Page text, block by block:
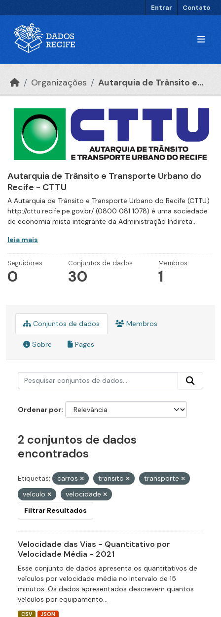
Entrar Contato
Organizações Autarquia de Trânsito e...
Autarquia de Trânsito e Transporte Urbano do
Recife - CTTU
A Autarquia de Trânsito e Transporte Urbano do Recife (CTTU)
http://cttu.recife.pe.gov.br/ (0800 081 1078) é uma sociedade
de economia mista integrante da Administração Indireta...
leia mais
Seguidores
0
Conjuntos de dados
30
Membros
1
Conjuntos de dados Membros
Sobre Pages
Ordenar por
2 conjuntos de dados
encontrados
Etiquetas: carros transito
transporte
veículo
velocidade
Filtrar Resultados
Velocidade das Vias - Quantitativo por
Velocidade Média - 2021
Esse conjunto de dados apresenta os quantitativos de
veículos por velocidade média no intervalo de 15
minutos. Os dados apresentados descrevem quantos
veículos por equipamento...
CSV JSON